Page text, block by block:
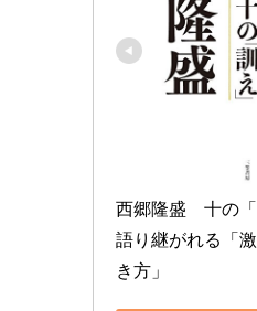
西郷隆盛　十
語り継がれる「
き方」